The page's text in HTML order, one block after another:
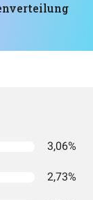
3,06%
2,73%